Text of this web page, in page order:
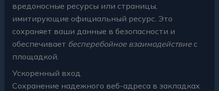
вредоносные ресурсы или страницы,
имитирующие официальный ресурс. Это
сохраняет ваши данные в безопасности и
обеспечивает бесперебойное взаимодействиес
площадкой.
Ускоренный вход
Сохранение надежного веб-адреса в закладках